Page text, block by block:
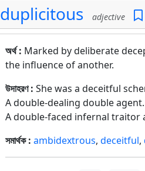
duplicitous adjective
অর্থ : Marked by deliberate
the influence of another.
উদাহরণ : She was a deceitful
A double-dealing double agent.
A double-faced infernal traitor
সমার্থক : ambidextrous, deceitful,